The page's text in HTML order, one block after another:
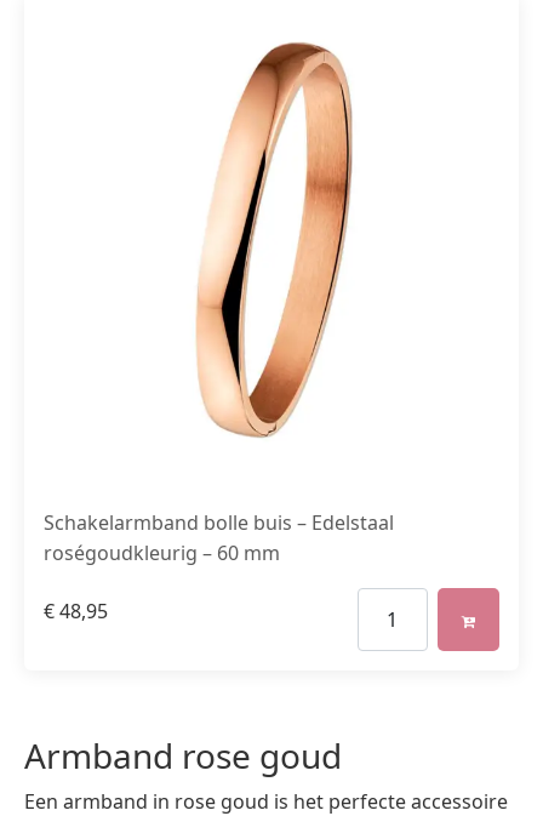
Schakelarmband bolle buis – Edelstaal
roségoudkleurig – 60 mm
€48,95
Armband rose goud
Een armband in rose goud is het perfecte accessoire